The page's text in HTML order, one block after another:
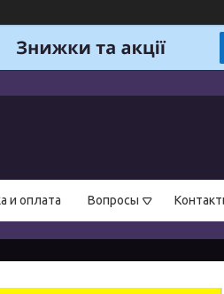
и оплата Вопросы